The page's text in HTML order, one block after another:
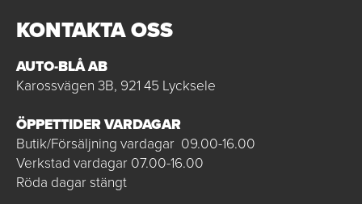
KONTAKTA OSS
AUTO-BLÅ AB
Karossvägen 3B, 921 45 Lycksele
ÖPPETTIDER VARDAGAR
Butik/Försäljning vardagar 09.00-16.00
Verkstad vardagar 07.00-16.00
Röda dagar stängt